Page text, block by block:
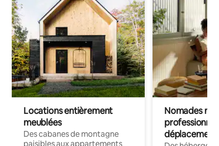
Locations entièrement
meublées
Des cabanes de montagne
paisibles aux appartements
Nomades
déplacement